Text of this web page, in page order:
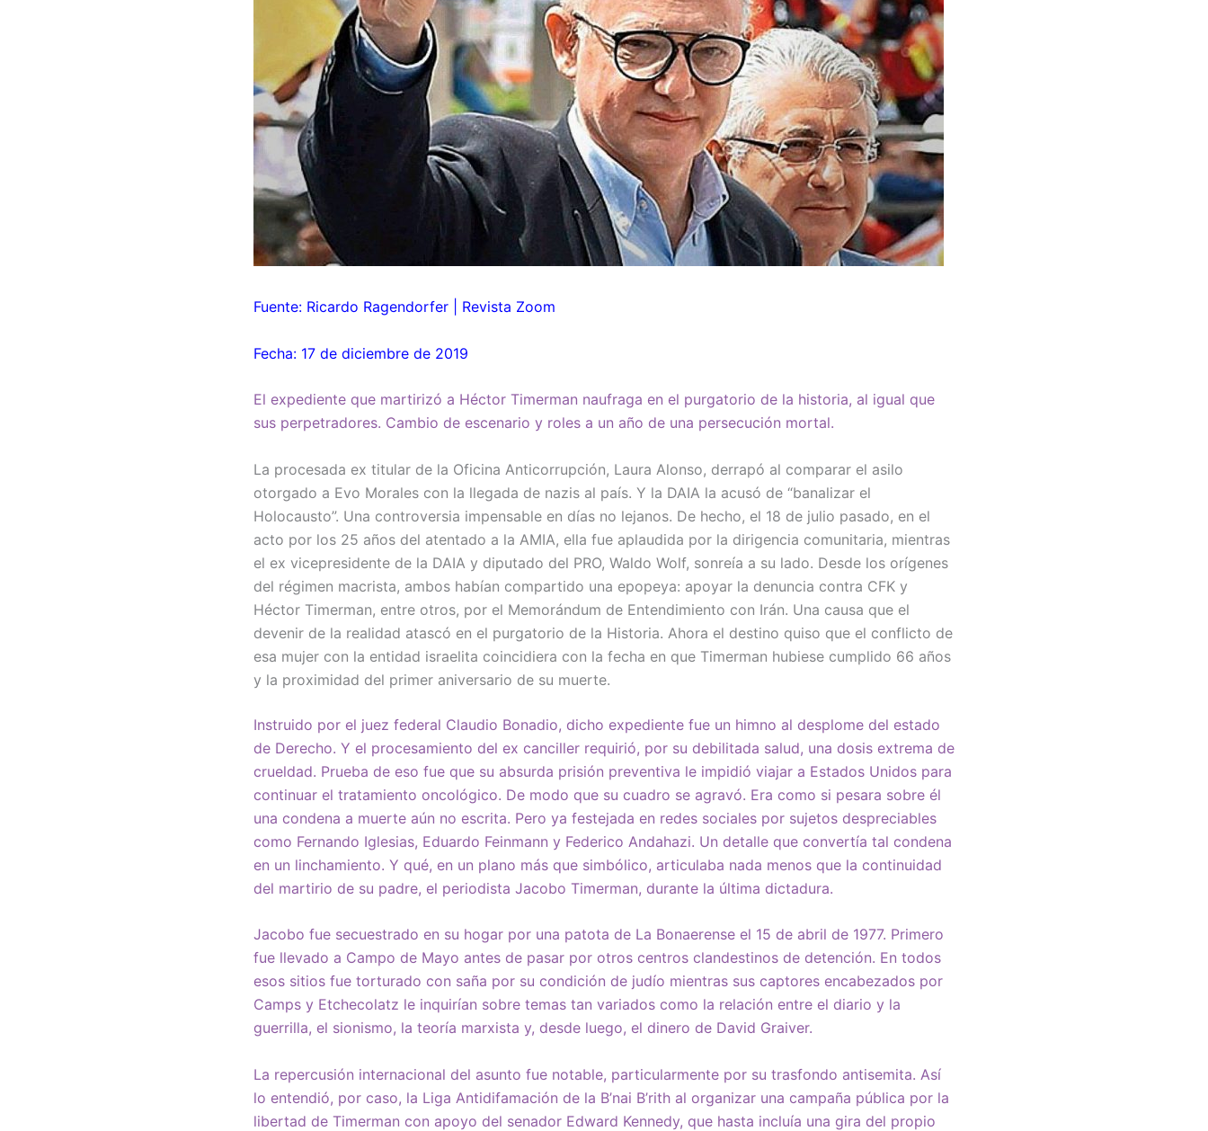
Fuente: Ricardo Ragendorfer | Revista Zoom
Fecha: 17 de diciembre de 2019
El expediente que martirizó a Héctor Timerman naufraga en el purgatorio de la historia, al igual que
sus perpetradores. Cambio de escenario y roles a un año de una persecución mortal.
La procesada ex titular de la Oficina Anticorrupción, Laura Alonso, derrapó al comparar el asilo
otorgado a Evo Morales con la llegada de nazis al país. Y la DAIA la acusó de “banalizar el
Holocausto”. Una controversia impensable en días no lejanos. De hecho, el 18 de julio pasado, en el
acto por los 25 años del atentado a la AMIA, ella fue aplaudida por la dirigencia comunitaria, mientras
el ex vicepresidente de la DAIA y diputado del PRO, Waldo Wolf, sonreía a su lado. Desde los orígenes
del régimen macrista, ambos habían compartido una epopeya: apoyar la denuncia contra CFK y
Héctor Timerman, entre otros, por el Memorándum de Entendimiento con Irán. Una causa que el
devenir de la realidad atascó en el purgatorio de la Historia. Ahora el destino quiso que el conflicto de
esa mujer con la entidad israelita coincidiera con la fecha en que Timerman hubiese cumplido 66 años
y la proximidad del primer aniversario de su muerte.
Instruido por el juez federal Claudio Bonadio, dicho expediente fue un himno al desplome del estado
de Derecho. Y el procesamiento del ex canciller requirió, por su debilitada salud, una dosis extrema de
crueldad. Prueba de eso fue que su absurda prisión preventiva le impidió viajar a Estados Unidos para
continuar el tratamiento oncológico. De modo que su cuadro se agravó. Era como si pesara sobre él
una condena a muerte aún no escrita. Pero ya festejada en redes sociales por sujetos despreciables
como Fernando Iglesias, Eduardo Feinmann y Federico Andahazi. Un detalle que convertía tal condena
en un linchamiento. Y qué, en un plano más que simbólico, articulaba nada menos que la continuidad
del martirio de su padre, el periodista Jacobo Timerman, durante la última dictadura.
Jacobo fue secuestrado en su hogar por una patota de La Bonaerense el 15 de abril de 1977. Primero
fue llevado a Campo de Mayo antes de pasar por otros centros clandestinos de detención. En todos
esos sitios fue torturado con saña por su condición de judío mientras sus captores encabezados por
Camps y Etchecolatz le inquirían sobre temas tan variados como la relación entre el diario y la
guerrilla, el sionismo, la teoría marxista y, desde luego, el dinero de David Graiver.
La repercusión internacional del asunto fue notable, particularmente por su trasfondo antisemita. Así
lo entendió, por caso, la Liga Antidifamación de la B’nai B’rith al organizar una campaña pública por la
libertad de Timerman con apoyo del senador Edward Kennedy, que hasta incluía una gira del propio